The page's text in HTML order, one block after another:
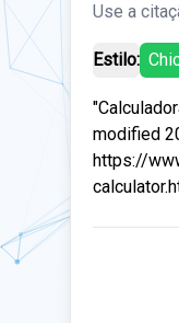
Use a
Estilo:
modified
https://